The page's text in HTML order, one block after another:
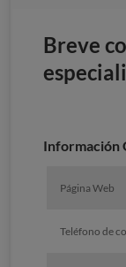
Breve
Información
Página Web
Teléfono de